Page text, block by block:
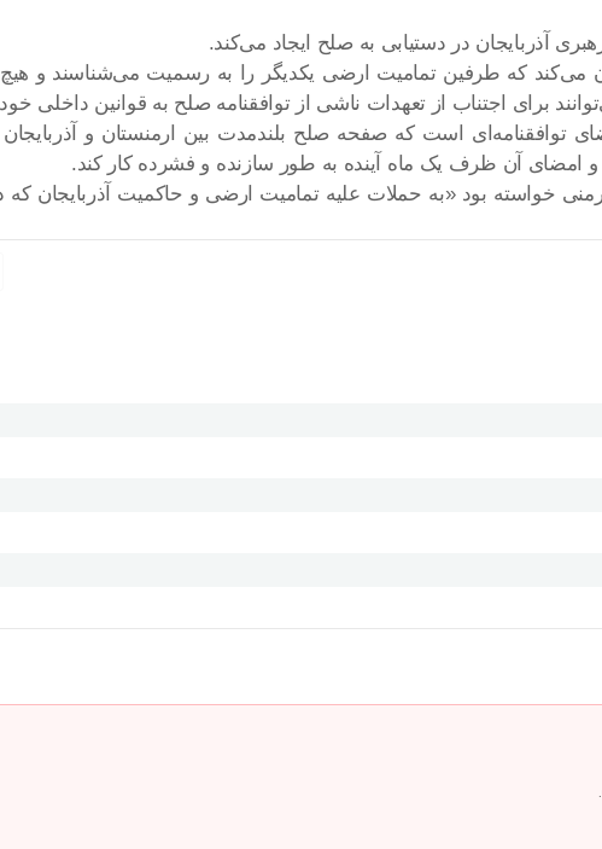
آذربایجان در دستیابی به صلح ایجاد می‌کند.
می‌کند که طرفین تمامیت ارضی یکدیگر را به رسمیت می‌شناسند و هیچ
اجتناب از تعهدات ناشی از توافقنامه صلح به قوانین داخلی خود
توافقنامه‌ای است که صفحه صلح بلندمدت بین ارمنستان و آذربایجان
امضای آن ظرف یک ماه آینده به طور سازنده و فشرده کار کند.
خواسته بود «به حملات علیه تمامیت ارضی و حاکمیت آذربایجان